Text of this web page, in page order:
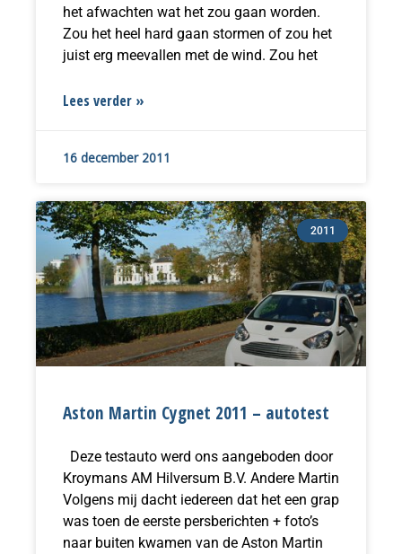
het afwachten wat het zou gaan worden.
Zou het heel hard gaan stormen of zou het
juist erg meevallen met de wind. Zou het
Lees verder »
16 december 2011
2011
Aston Martin Cygnet 2011 – autotest
Deze testauto werd ons aangeboden door
Kroymans AM Hilversum B.V. Andere Martin
Volgens mij dacht iedereen dat het een grap
was toen de eerste persberichten + foto’s
naar buiten kwamen van de Aston Martin